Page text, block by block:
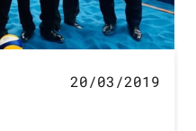
20/03/2019